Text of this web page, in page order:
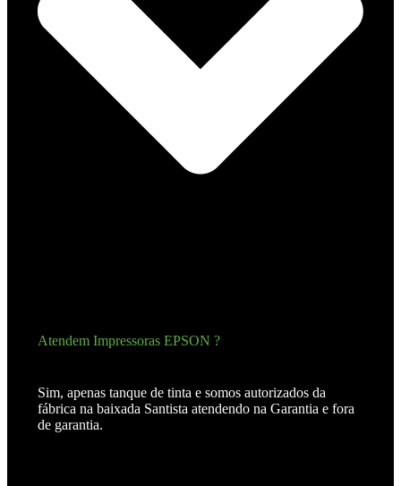
Atendem Impressoras EPSON ?
Sim, apenas tanque de tinta e somos autorizados da
fábrica na baixada Santista atendendo na Garantia e fora
de garantia.